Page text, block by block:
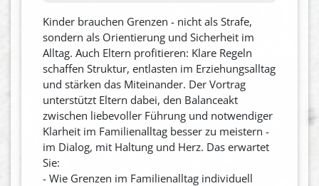
Kinder brauchen Grenzen - nicht als Strafe,
sondern als Orientierung und Sicherheit im
Alltag. Auch Eltern profitieren: Klare Regeln
schaffen Struktur, entlasten im Erziehungsalltag
und stärken das Miteinander. Der Vortrag
unterstützt Eltern dabei, den Balanceakt
zwischen liebevoller Führung und notwendiger
Klarheit im Familienalltag besser zu meistern -
im Dialog, mit Haltung und Herz. Das erwartet
Sie:
- Wie Grenzen im Familienalltag individuell